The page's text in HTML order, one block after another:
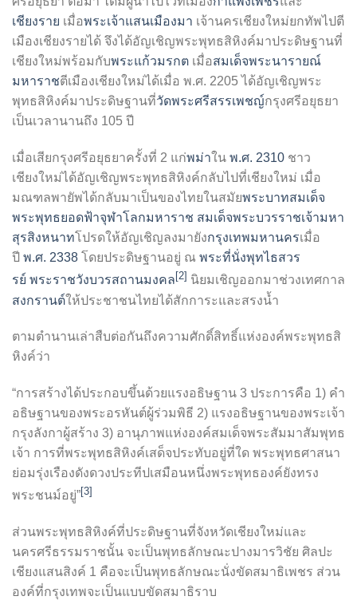
เชียงราย เมื่อพระเจ้าแสนเมืองมา เจ้านครเชียงใหม่ยกทัพไปตี
เมืองเชียงรายได้ จึงได้อัญเชิญพระพุทธสิหิงค์มาประดิษฐานที่
เชียงใหม่พร้อมกับพระแก้วมรกต เมื่อสมเด็จพระนารายณ์
มหาราชตีเมืองเชียงใหม่ได้เมื่อ พ.ศ. 2205 ได้อัญเชิญพระ
พุทธสิหิงค์มาประดิษฐานที่วัดพระศรีสรรเพชญ์กรุงศรีอยุธยา
เป็นเวลานานถึง 105 ปี
เมื่อเสียกรุงศรีอยุธยาครั้งที่ 2 แก่พม่าใน พ.ศ. 2310 ชาว
เชียงใหม่ได้อัญเชิญพระพุทธสิหิงค์กลับไปที่เชียงใหม่ เมื่อ
มณฑลพายัพได้กลับมาเป็นของไทยในสมัยพระบาทสมเด็จ
พระพุทธยอดฟ้าจุฬาโลกมหาราช สมเด็จพระบวรราชเจ้ามหา
สุรสิงหนาทโปรดให้อัญเชิญลงมายังกรุงเทพมหานครเมื่อ
ปี พ.ศ. 2338 โดยประดิษฐานอยู่ ณ พระที่นั่งพุทไธสวร
รย์ พระราชวังบวรสถานมงคล [2] นิยมเชิญออกมาช่วงเทศกาล
สงกรานต์ให้ประชาชนไทยได้สักการะและสรงน้ำ
ตามตำนานเล่าสืบต่อกันถึงความศักดิ์สิทธิ์แห่งองค์พระพุทธสิ
หิงค์ว่า
“การสร้างได้ประกอบขึ้นด้วยแรงอธิษฐาน 3 ประการคือ 1) คำ
อธิษฐานของพระอรหันต์ผู้ร่วมพิธี 2) แรงอธิษฐานของพระเจ้า
กรุงลังกาผู้สร้าง 3) อานุภาพแห่งองค์สมเด็จพระสัมมาสัมพุทธ
เจ้า การที่พระพุทธสิหิงค์เสด็จประทับอยู่ที่ใด พระพุทธศาสนา
ย่อมรุ่งเรืองดังดวงประทีปเสมือนหนึ่งพระพุทธองค์ยังทรง
พระชนม์อยู่”[3]
ส่วนพระพุทธสิหิงค์ที่ประดิษฐานที่จังหวัดเชียงใหม่และ
นครศรีธรรมราชนั้น จะเป็นพุทธลักษณะปางมารวิชัย ศิลปะ
เชียงแสนสิงค์ 1 คือจะเป็นพุทธลักษณะนั่งขัดสมาธิเพชร ส่วน
องค์ที่กรุงเทพจะเป็นแบบขัดสมาธิราบ